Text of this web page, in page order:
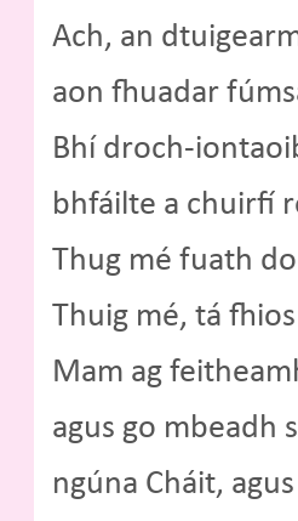
Ach, an
aon fhuadar
Bhí droch-
bhfáilte a chuirfí
Thug mé fuath
Thuig mé, tá
Mam ag
agus go mbeadh
ngúna Cháit,